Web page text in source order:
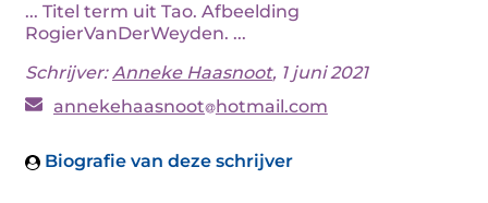
... Titel term uit Tao. Afbeelding
RogierVanDerWeyden. ...
Schrijver:Anneke Haasnoot, 1 juni 2021
annekehaasnoot hotmail.com
Biografie van deze schrijver